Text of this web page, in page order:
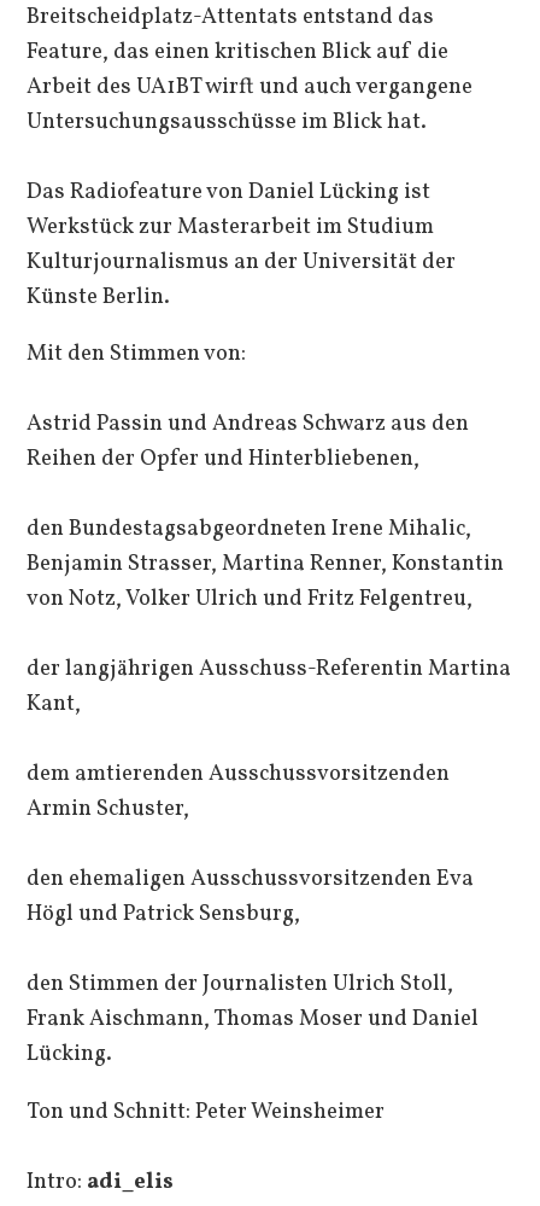
Breitscheidplatz-Attentats entstand das
Feature, das einen kritischen Blick auf die
Arbeit des UA1BT wirft und auch vergangene
Untersuchungsausschüsse im Blick hat.
Das Radiofeature von Daniel Lücking ist
Werkstück zur Masterarbeit im Studium
Kulturjournalismus an der Universität der
Künste Berlin.
Mit den Stimmen von:
Astrid Passin und Andreas Schwarz aus den
Reihen der Opfer und Hinterbliebenen,
den Bundestagsabgeordneten Irene Mihalic,
Benjamin Strasser, Martina Renner, Konstantin
von Notz, Volker Ulrich und Fritz Felgentreu,
der langjährigen Ausschuss-Referentin Martina
Kant,
dem amtierenden Ausschussvorsitzenden
Armin Schuster,
den ehemaligen Ausschussvorsitzenden Eva
Högl und Patrick Sensburg,
den Stimmen der Journalisten Ulrich Stoll,
Frank Aischmann, Thomas Moser und Daniel
Lücking.
Ton und Schnitt: Peter Weinsheimer
Intro: adi_elis